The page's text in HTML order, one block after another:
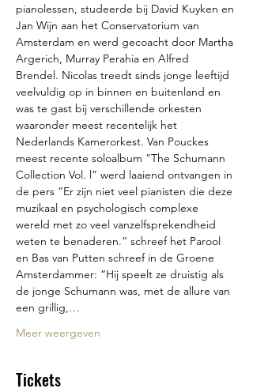
pianolessen, studeerde bij David Kuyken en
Jan Wijn aan het Conservatorium van
Amsterdam en werd gecoacht door Martha
Argerich, Murray Perahia en Alfred
Brendel. Nicolas treedt sinds jonge leeftijd
veelvuldig op in binnen en buitenland en
was te gast bij verschillende orkesten
waaronder meest recentelijk het
Nederlands Kamerorkest. Van Pouckes
meest recente soloalbum “The Schumann
Collection Vol. l” werd laaiend ontvangen in
de pers “Er zijn niet veel pianisten die deze
muzikaal en psychologisch complexe
wereld met zo veel vanzelfsprekendheid
weten te benaderen.” schreef het Parool
en Bas van Putten schreef in de Groene
Amsterdammer: “Hij speelt ze druistig als
de jonge Schumann was, met de allure van
een grillig,…
Meer weergeven
Tickets